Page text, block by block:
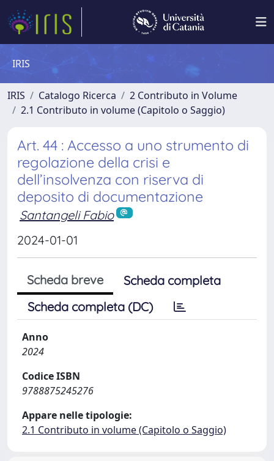
IRIS
IRIS Catalogo Ricerca
2 Contributo in Volume
2.1 Contributo in volume (Capitolo o Saggio)
Art. 44 : Accesso a uno strumento di
regolazione della crisi e
dell’insolvenza con riserva di
deposito di documentazione
Santangeli Fabio
2024-01-01
Scheda breve
Scheda completa
Scheda completa (DC)
Anno
2024
Codice ISBN
9788875245276
Appare nelle tipologie:
2.1 Contributo in volume (Capitolo o Saggio)